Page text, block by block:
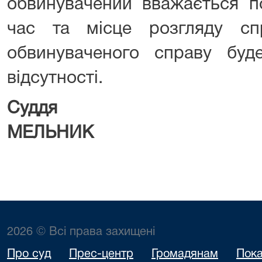
обвинувачений вважається
час та місце розгляду
обвинуваченого справу
відсутності.
Суддя
МЕЛЬНИК
2026 © Всі права захищені
Про суд Прес-центр Громадянам